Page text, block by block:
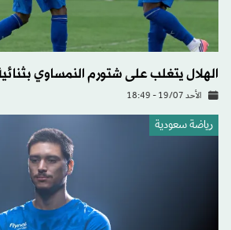
الهلال يتغلب على شتورم النمساوي
الأحد 19/07 - 18:49
رياضة سعودية